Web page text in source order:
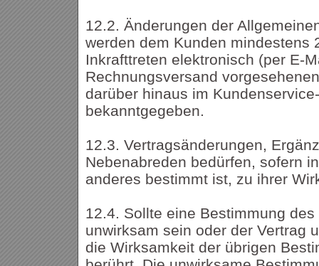
12.2. Änderungen der
werden dem Kunden mindestens
Inkrafttreten elektronisch (per E-
Rechnungsversand
darüber hinaus im
bekanntgegeben.
12.3. Vertragsänderungen,
Nebenabreden bedürfen, sofern
anderes bestimmt ist, zu ihrer
12.4. Sollte eine Bestimmung
unwirksam sein oder der Vertrag
die Wirksamkeit der übrigen